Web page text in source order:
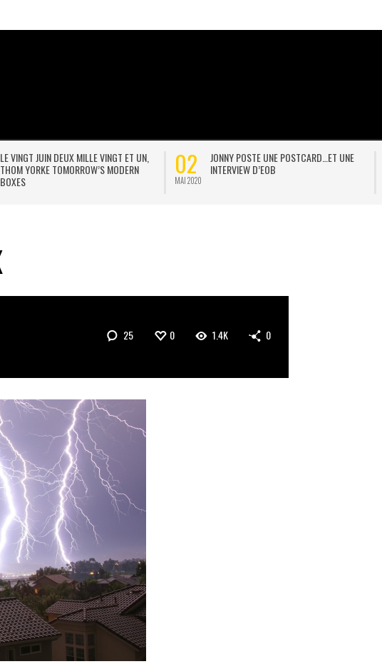
LE VINGT JUIN DEUX MILLE VINGT ET UN,
THOM YORKE TOMORROW’S MODERN
BOXES
02
MAI 2020
JONNY POSTE UNE POSTCARD…ET UNE
INTERVIEW D’EOB
25 0 1.4K 0